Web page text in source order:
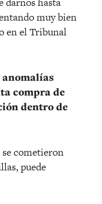
muy bien
en el Tribunal
anomalías
compra de
dentro de
se cometieron
puede